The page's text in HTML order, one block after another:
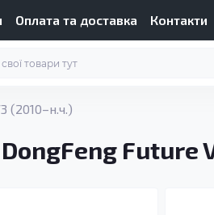
Оплата та доставка Контакти
(2010–н.ч.)
Future